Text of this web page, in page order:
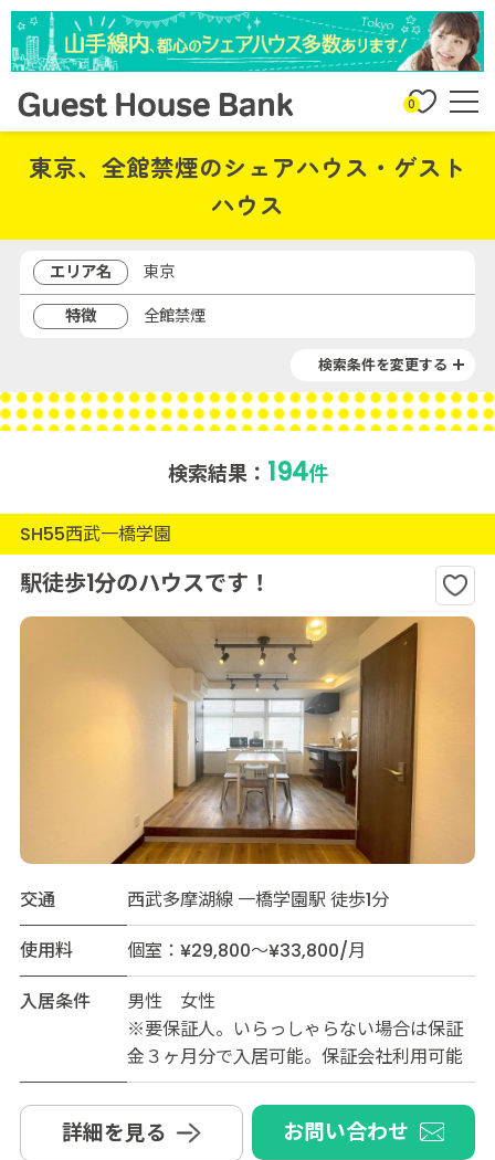
0
東京、全館禁煙のシェアハウス・ゲスト
ハウス
エリア名
東京
特徴
全館禁煙
検索条件を変更する
検索結果： 194件
SH55西武一橋学園
駅徒歩1分のハウスです！
交通
西武多摩湖線 一橋学園駅 徒歩1分
使用料
個室：¥29,800～¥33,800/月
入居条件
男性 女性
※要保証人。いらっしゃらない場合は保証
金３ヶ月分で入居可能。保証会社利用可能
詳細を見る お問い合わせ